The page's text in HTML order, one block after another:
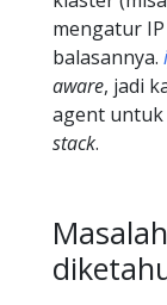
mengatur
balasannya.
aware, jadi
agent untuk
stack.